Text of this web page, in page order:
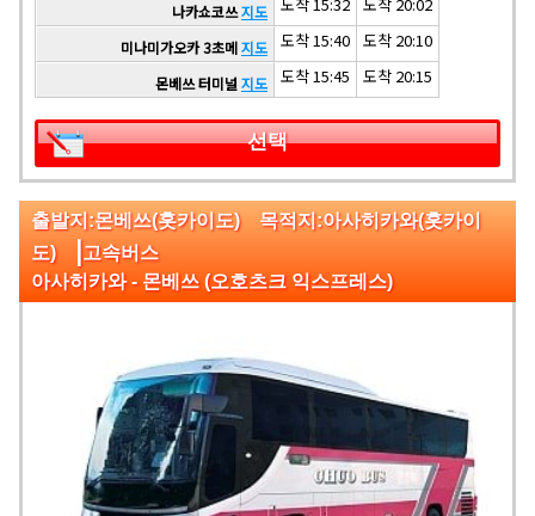
나카쇼코쓰지도
미나미가오카 3초메지도 도착 15:40 도착 20:10
몬베쓰 터미널 지도 도착 15:45 도착 20:15
선택
출발지:몬베쓰(홋카이도) 목적지:아사히카와(홋카이
도) |고속버스
아사히카와 - 몬베쓰 (오호츠크 익스프레스)